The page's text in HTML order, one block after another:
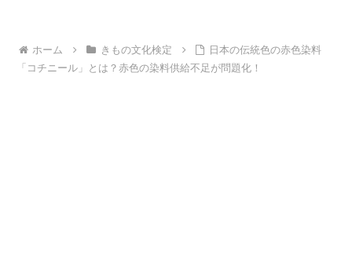
ホーム きもの文化検定
日本の伝統色の赤色染料
「コチニール」とは？赤色の染料供給不足が問題化！